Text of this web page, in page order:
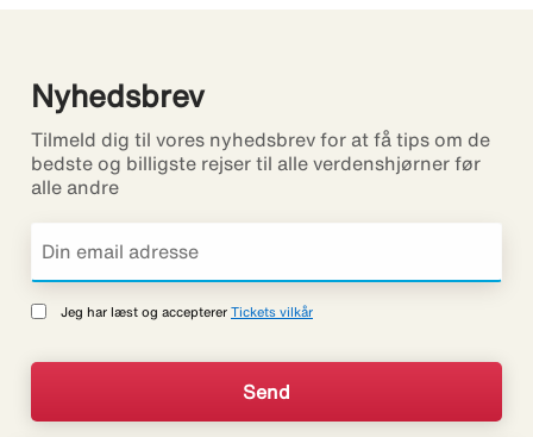
Nyhedsbrev
Tilmeld dig til vores nyhedsbrev for at få tips om de
bedste og billigste rejser til alle verdenshjørner før
alle andre
Jeg har læst og accepterer Tickets vilkår